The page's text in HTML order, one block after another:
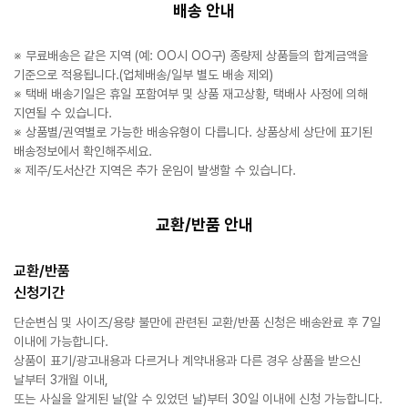
배송 안내
※ 무료배송은 같은 지역 (예: OO시 OO구) 종량제 상품들의 합계금액을
기준으로 적용됩니다.(업체배송/일부 별도 배송 제외)
※ 택배 배송기일은 휴일 포함여부 및 상품 재고상황, 택배사 사정에 의해
지연될 수 있습니다.
※ 상품별/권역별로 가능한 배송유형이 다릅니다. 상품상세 상단에 표기된
배송정보에서 확인해주세요.
※ 제주/도서산간 지역은 추가 운임이 발생할 수 있습니다.
교환/반품 안내
교환/반품
신청기간
단순변심 및 사이즈/용량 불만에 관련된 교환/반품 신청은 배송완료 후 7일
이내에 가능합니다.
상품이 표기/광고내용과 다르거나 계약내용과 다른 경우 상품을 받으신
날부터 3개월 이내,
또는 사실을 알게된 날(알 수 있었던 날)부터 30일 이내에 신청 가능합니다.